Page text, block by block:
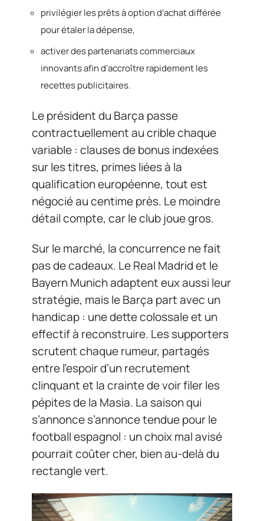
privilégier les prêts à option d’achat différée
pour étaler la dépense,
activer des partenariats commerciaux
innovants afin d’accroître rapidement les
recettes publicitaires.
Le président du Barça passe
contractuellement au crible chaque
variable : clauses de bonus indexées
sur les titres, primes liées à la
qualification européenne, tout est
négocié au centime près. Le moindre
détail compte, car le club joue gros.
Sur le marché, la concurrence ne fait
pas de cadeaux. Le Real Madrid et le
Bayern Munich adaptent eux aussi leur
stratégie, mais le Barça part avec un
handicap : une dette colossale et un
effectif à reconstruire. Les supporters
scrutent chaque rumeur, partagés
entre l’espoir d’un recrutement
clinquant et la crainte de voir filer les
pépites de la Masia. La saison qui
s’annonce s’annonce tendue pour le
football espagnol : un choix mal avisé
pourrait coûter cher, bien au-delà du
rectangle vert.